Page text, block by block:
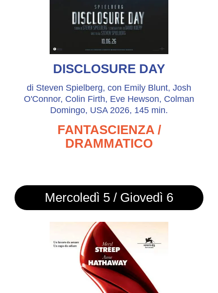
DISCLOSURE DAY
di Steven Spielberg, con Emily Blunt, Josh
O'Connor, Colin Firth, Eve Hewson, Colman
Domingo, USA 2026, 145 min.
FANTASCIENZA /
DRAMMATICO
Mercoledì 5 / Giovedì 6